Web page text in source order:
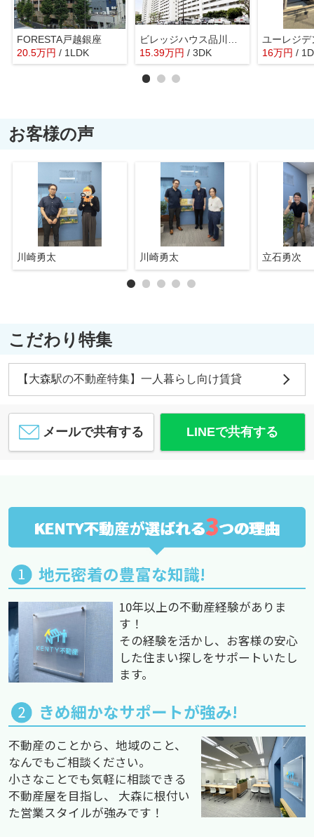
FORESTA戸越銀座
20.5万円 / 1LDK
15.39万円 / 3DK 16万円 /
お客様の声
川崎勇太 川崎勇太 立石勇次
こだわり特集
【大森駅の不動産特集】一人暮らし向け賃貸
メールで共有する LINEで共有する
KENTY不動産が選ばれる3つの理由
地元密着の豊富な知識!
10年以上の不動産経験がありま
す！
その経験を活かし、お客様の安心
した住まい探しをサポートいたし
ます。
きめ細かなサポートが強み!
不動産のことから、地域のこと、
なんでもご相談ください。
小さなことでも気軽に相談できる
不動産屋を目指し、 大森に根付い
た営業スタイルが強みです！